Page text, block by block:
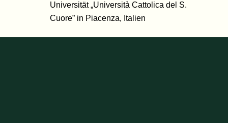
Universität „Università Cattolica del S.
Cuore” in Piacenza, Italien